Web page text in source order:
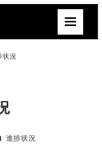
況
ゴリー
進捗状況